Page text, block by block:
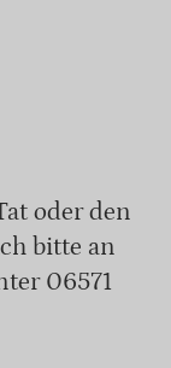
oder den
bitte an
06571